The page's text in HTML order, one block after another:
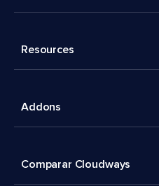
Resources
Addons
Comparar Cloudways